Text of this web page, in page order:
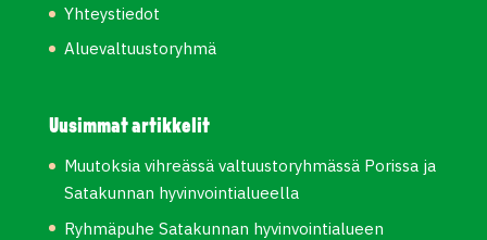
Yhteystiedot
Aluevaltuustoryhmä
Uusimmat artikkelit
Muutoksia vihreässä valtuustoryhmässä Porissa ja
Satakunnan hyvinvointialueella
Ryhmäpuhe Satakunnan hyvinvointialueen